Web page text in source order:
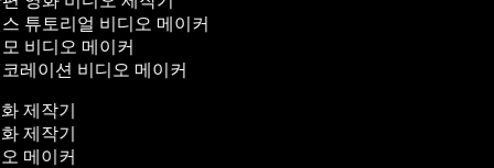
튜토리얼 비디오 메이커
비디오 메이커
레이션 비디오 메이커
화 제작기
화 제작기
오 메이커